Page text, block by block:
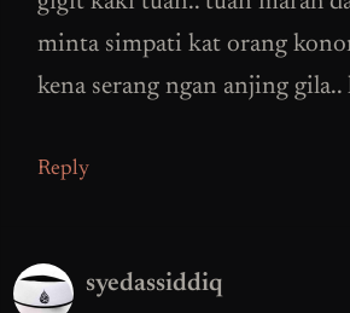
minta simpati kat orang
kena serang ngan anjing gila..
Reply
syedassiddiq